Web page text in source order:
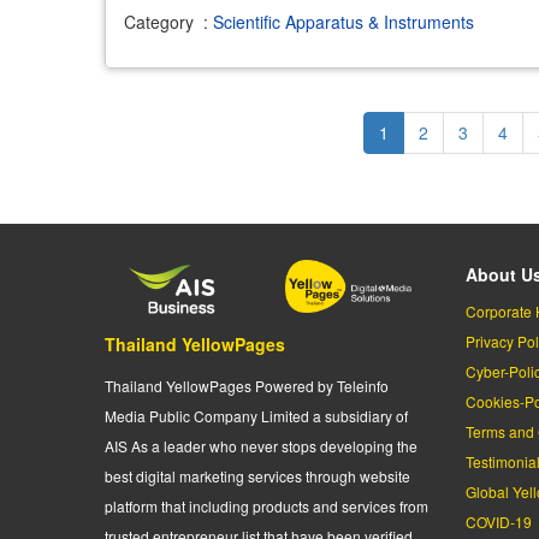
Category : Scientific Apparatus & Instruments
Current
page
1 Page
2 Page
3 Page
4
Thailand YellowPages
Thailand YellowPages Powered by Teleinfo
Media Public Company Limited a subsidiary of
AIS As a leader who never stops developing the
best digital marketing services through website
platform that including products and services from
About
Corporate
Privacy
Cyber-
Cookies-
Terms
Testimonial
Global
COVID-19